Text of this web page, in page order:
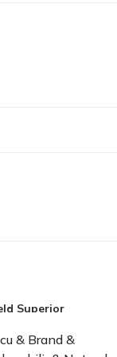
Superior
& Brand &